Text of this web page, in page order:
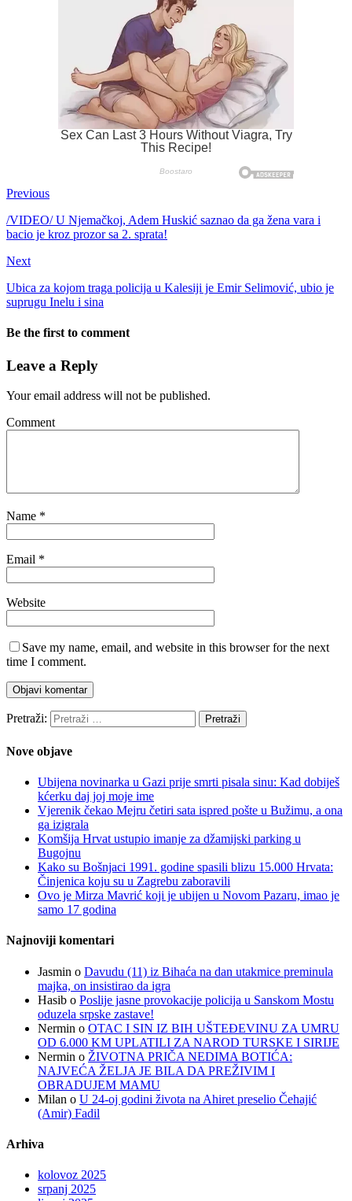
Previous
/VIDEO/ U Njemačkoj, Adem Huskić saznao da ga žena vara i
bacio je kroz prozor sa 2. sprata!
Next
Ubica za kojom traga policija u Kalesiji je Emir Selimović, ubio je
suprugu Inelu i sina
Be the first to comment
Leave a Reply
Your email address will not be published.
Comment
Name *
Email *
Website
Save my name, email, and website in this browser for the next
time I comment.
Pretraži:
Nove objave
Ubijena novinarka u Gazi prije smrti pisala sinu: Kad dobiješ
kćerku daj joj moje ime
Vjerenik čekao Mejru četiri sata ispred pošte u Bužimu, a ona
ga izigrala
Komšija Hrvat ustupio imanje za džamijski parking u
Bugojnu
Kako su Bošnjaci 1991. godine spasili blizu 15.000 Hrvata:
Činjenica koju su u Zagrebu zaboravili
Ovo je Mirza Mavrić koji je ubijen u Novom Pazaru, imao je
samo 17 godina
Najnoviji komentari
Jasmin o Davudu (11) iz Bihaća na dan utakmice preminula
majka, on insistirao da igra
Hasib o Poslije jasne provokacije policija u Sanskom Mostu
oduzela srpske zastave!
Nermin o OTAC I SIN IZ BIH UŠTEĐEVINU ZA UMRU
OD 6.000 KM UPLATILI ZA NAROD TURSKE I SIRIJE
Nermin o ŽIVOTNA PRIČA NEDIMA BOTIĆA:
NAJVEĆA ŽELJA JE BILA DA PREŽIVIM I
OBRADUJEM MAMU
Milan o U 24-oj godini života na Ahiret preselio Čehajić
(Amir) Fadil
Arhiva
kolovoz 2025
srpanj 2025